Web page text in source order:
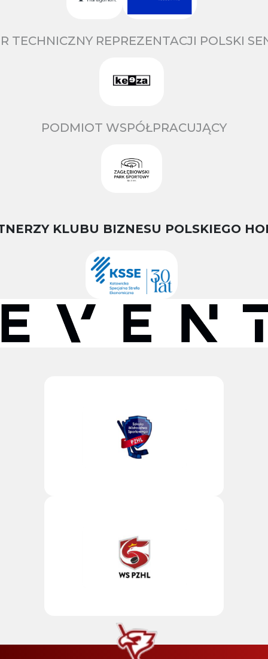
TECHNICZNY REPREZENTACJI POLSKI
PODMIOT WSPÓŁPRACUJĄCY
KLUBU BIZNESU POLSKIEGO